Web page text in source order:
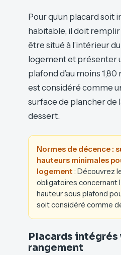
Pour qu’un placard soit
habitable, il doit
être situé à l’intérieur
logement et présenter
plafond d’au moins
est considéré comme
surface de plancher de
dessert.
Normes de décence :
hauteurs minimales
logement : Découvrez
obligatoires concernant
hauteur sous plafond
soit considéré comme
Placards intégrés
rangement